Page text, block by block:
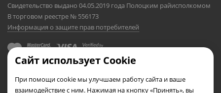
Свидетельство выдано 04.05.2019 года Полоцким райисполкомом
В торговом реестре № 556173
Информация о защите прав потребителей
Сайт использует Cookie
При помощи cookie мы улучшаем работу сайта и ваше
взаимодействие с ним. Нажимая на кнопку «Принять», вы